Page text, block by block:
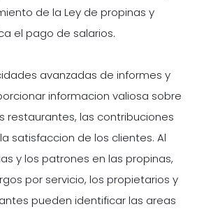
de la Ley de propinas y
el pago de salarios.
avanzadas de informes y
informacion valiosa sobre
restaurantes, las contribuciones
satisfaccion de los clientes. Al
y los patrones en las propinas,
por servicio, los propietarios y
pueden identificar las areas